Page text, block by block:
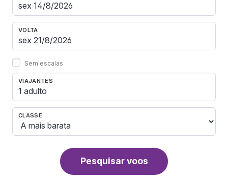
VOLTA
Sem escalas
VIAJANTES
1 adulto
CLASSE
Pesquisar voos